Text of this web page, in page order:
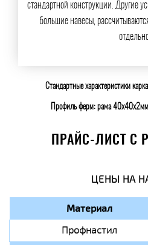
стандартной конструкции. Другие
большие навесы,
Стандартные характеристики
Профиль ферм: рама
ПРАЙС-ЛИСТ С
ЦЕНЫ НА
Материал
Профнастил